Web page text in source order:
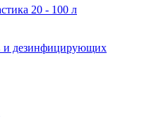
20 - 100 л
и дезинфицирующих